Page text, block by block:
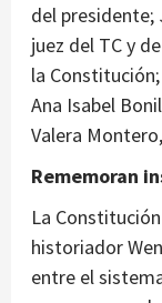
del presidente;
juez del TC y
la
Ana Isabel
Valera
Rememoran
La
historiador
entre el